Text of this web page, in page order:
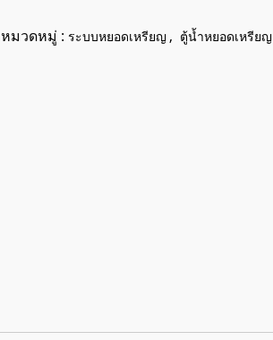
หมวดหมู่ : ระบบหยอดเหรียญ , ตู้น้ำหยอดเหรียญ